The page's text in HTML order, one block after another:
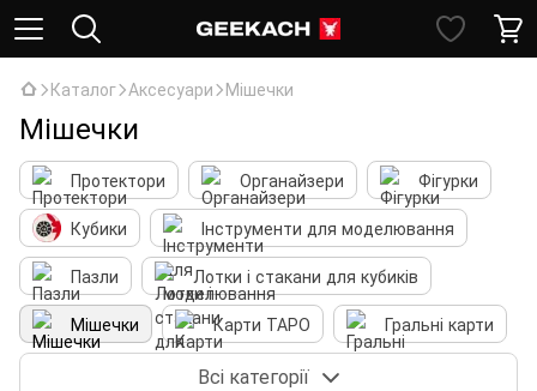
Каталог Аксесуари Мішечки
Мішечки
Протектори Органайзери
Фігурки
Кубики
Інструменти для моделювання
Пазли
Лотки і стакани для кубиків
Мішечки
Карти ТАРО
Гральні карти
Всі категорії